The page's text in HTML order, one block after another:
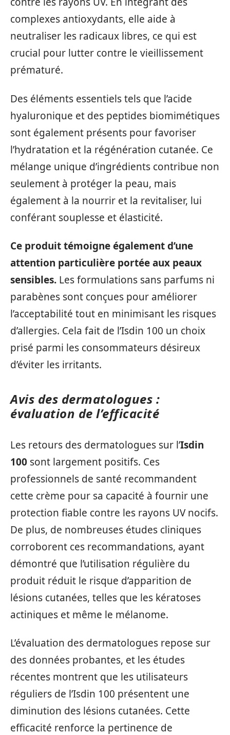
complexes antioxydants, elle aide à
neutraliser les radicaux libres, ce qui est
crucial pour lutter contre le vieillissement
prématuré.
Des éléments essentiels tels que l’acide
hyaluronique et des peptides biomimétiques
sont également présents pour favoriser
l’hydratation et la régénération cutanée. Ce
mélange unique d’ingrédients contribue non
seulement à protéger la peau, mais
également à la nourrir et la revitaliser, lui
conférant souplesse et élasticité.
Ce produit témoigne également d’une
attention particulière portée aux peaux
sensibles. Les formulations sans parfums ni
parabènes sont conçues pour améliorer
l’acceptabilité tout en minimisant les risques
d’allergies. Cela fait de l’Isdin 100 un choix
prisé parmi les consommateurs désireux
d’éviter les irritants.
Avis des dermatologues :
évaluation de l’efficacité
Les retours des dermatologues sur l’Isdin
100 sont largement positifs. Ces
professionnels de santé recommandent
cette crème pour sa capacité à fournir une
protection fiable contre les rayons UV nocifs.
De plus, de nombreuses études cliniques
corroborent ces recommandations, ayant
démontré que l’utilisation régulière du
produit réduit le risque d’apparition de
lésions cutanées, telles que les kératoses
actiniques et même le mélanome.
L’évaluation des dermatologues repose sur
des données probantes, et les études
récentes montrent que les utilisateurs
réguliers de l’Isdin 100 présentent une
diminution des lésions cutanées. Cette
efficacité renforce la pertinence de